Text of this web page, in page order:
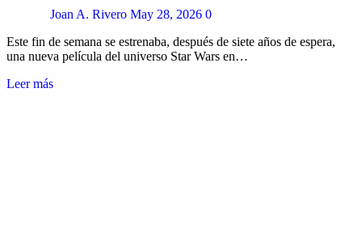
Joan A. Rivero May 28, 2026 0
Este fin de semana se estrenaba, después de siete años de espera,
una nueva película del universo Star Wars en…
Leer más